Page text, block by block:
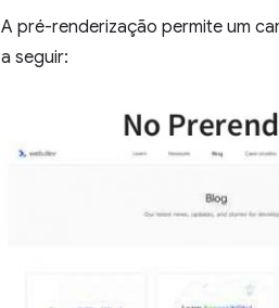
A pré-renderização permite um
a seguir: